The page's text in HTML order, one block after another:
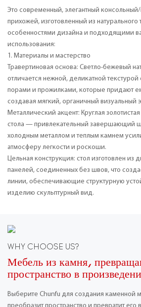
Это современный, элегантный
прихожей, изготовленный из натурального
особенностями дизайна и подходящими
использования:
1. Материалы и мастерство
Травертиновая основа: Светло-бежевый
отличается нежной, деликатной
порами и прожилками, которые придают
создавая мягкий, органичный визуальный
Металлический акцент: Круглая
стола — привлекательный завершающий
холодным металлом и теплым камнем
атмосферу легкости и роскоши.
Цельная конструкция: стол изготовлен из
панелей, соединенных без швов, что
линии, обеспечивающие структурную
изделию скульптурный вид.
WHY CHOOSE US?
Мебель из камня,
пространство в
Выберите Chunfu для создания каменной